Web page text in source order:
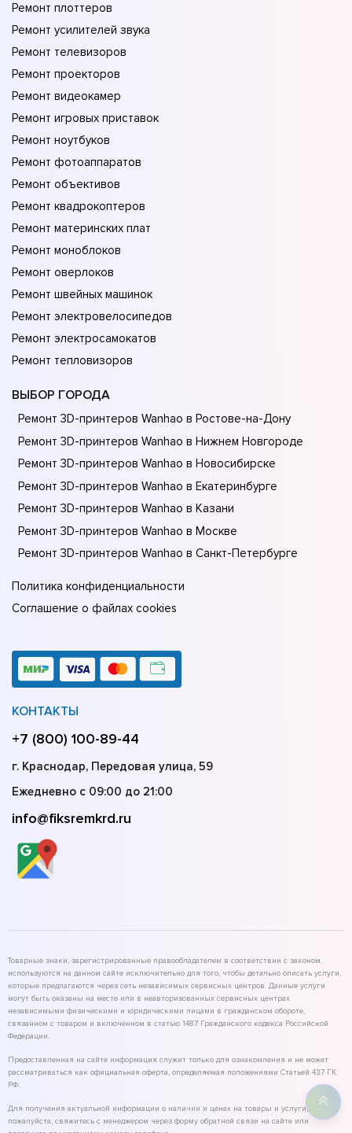
Ремонт плоттеров
Ремонт усилителей звука
Ремонт телевизоров
Ремонт проекторов
Ремонт видеокамер
Ремонт игровых приставок
Ремонт ноутбуков
Ремонт фотоаппаратов
Ремонт объективов
Ремонт квадрокоптеров
Ремонт материнских плат
Ремонт моноблоков
Ремонт оверлоков
Ремонт швейных машинок
Ремонт электровелосипедов
Ремонт электросамокатов
Ремонт тепловизоров
ВЫБОР ГОРОДА
Ремонт 3D-принтеров Wanhao в Ростове-на-Донy
Ремонт 3D-принтеров Wanhao в Нижнем Новгороде
Ремонт 3D-принтеров Wanhao в Новосибирске
Ремонт 3D-принтеров Wanhao в Екатеринбурге
Ремонт 3D-принтеров Wanhao в Казани
Ремонт 3D-принтеров Wanhao в Москве
Ремонт 3D-принтеров Wanhao в Санкт-Петербурге
Политика конфиденциальности
Соглашение о файлах cookies
КОНТАКТЫ
+7 (800) 100-89-44
г. Краснодар, Передовая улица, 59
Ежедневно с 09:00 до 21:00
info@fiksremkrd.ru
Товарные знаки, зарегистрированные правообладателем в соответствии с законом,
используются на данном сайте исключительно для того, чтобы детально описать услуги,
которые предлагаются через сеть независимых сервисных центров. Данные услуги
могут быть оказаны на месте или в неавторизованных сервисных центрах
независимыми физическими и юридическими лицами в гражданском обороте,
связанном с товаром и включенном в статью 1487 Гражданского кодекса Российской
Федерации.
Предоставленная на сайте информация служит только для ознакомления и не может
рассматриваться как официальная оферта, определяемая положениями Статьей 437 ГК
РФ.
Для получения актуальной информации о наличии и ценах на товары и услуги,
пожалуйста, свяжитесь с менеджером через форму обратной связи на сайте или